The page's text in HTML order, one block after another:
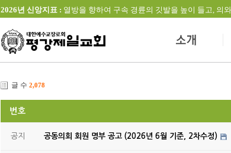
2026년 신앙지표 : 열방을 향하여 구속 경륜의 깃발을 높이 들고, 의
글 수 2,078
번호
공지 공동의회 회원 명부 공고 (2026년 6월 기준, 2차수정)